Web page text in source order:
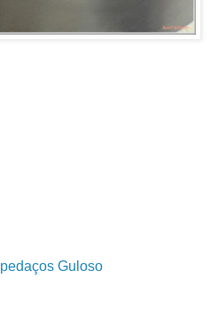
Guloso